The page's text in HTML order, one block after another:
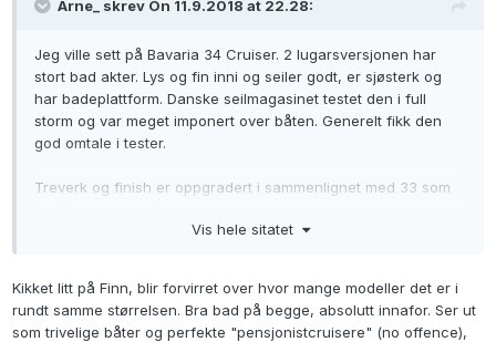
Arne_ skrev On 11.9.2018 at 22.28:
Jeg ville sett på Bavaria 34 Cruiser. 2 lugarsversjonen har
stort bad akter. Lys og fin inni og seiler godt, er sjøsterk og
har badeplattform. Danske seilmagasinet testet den i full
storm og var meget imponert over båten. Generelt fikk den
god omtale i tester.
Treverk og finish er oppgradert i sammenlignet med 33 som
owners cabin foran (to lugars versjonen). Bavaria 33 får du
Vis hele sitatet
Kikket litt på Finn, blir forvirret over hvor mange modeller det er i
rundt samme størrelsen. Bra bad på begge, absolutt innafor. Ser ut
som trivelige båter og perfekte "pensjonistcruisere" (no offence),